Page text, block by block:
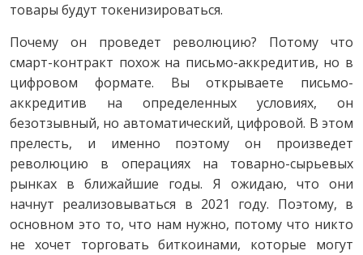
товары будут токенизироваться.
Почему он проведет революцию? Потому что
смарт-контракт похож на письмо-аккредитив, но в
цифровом формате. Вы открываете письмо-
аккредитив на определенных условиях, он
безотзывный, но автоматический, цифровой. В этом
прелесть, и именно поэтому он произведет
революцию в операциях на товарно-сырьевых
рынках в ближайшие годы. Я ожидаю, что они
начнут реализовываться в 2021 году. Поэтому, в
основном это то, что нам нужно, потому что никто
не хочет торговать биткоинами, которые могут